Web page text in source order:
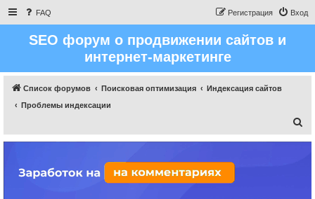
FAQ Вход
Регистрация
SEO форум о продвижении сайтов и
интернет-маркетинге
Список форумов Поисковая оптимизация
Индексация сайтов
Проблемы индексации